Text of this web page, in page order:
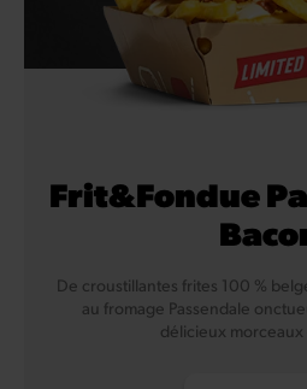
Frit&Fondue
De croustillantes frites 100 %
au fromage Passendale
délicieux morceaux